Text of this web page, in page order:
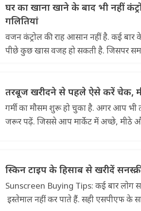
घर का खाना खाने के बाद भी नहीं
गलितियां
वजन कंट्रोल की राह आसान नहीं है. कई
पीछे कुछ खास वजह हो सकती है. जिसपर
तरबूज खरीदने से पहले ऐसे करें चेक,
गर्मी का मौसम शुरू हो चुका है. अगर आप भी
जरूर पढ़ें. जिससे आप मार्केट में अच्छे, मीठे
स्किन टाइप के हिसाब से खरीदें
Sunscreen Buying Tips: कई बार लोग
इस्तेमाल नहीं कर पाते हैं. सही एसपीएफ के